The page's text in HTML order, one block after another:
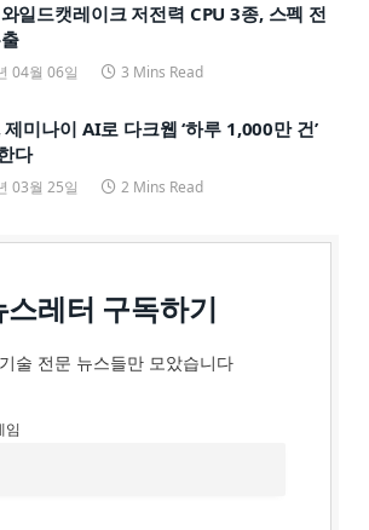
일드캣레이크 저전력 CPU 3종, 스펙 전
04월 06일 3 Mins Read
제미나이 AI로 다크웹 ‘하루 1,000만 건’
다
03월 25일 2 Mins Read
스레터 구독하기
술 전문 뉴스들만 모았습니다
임